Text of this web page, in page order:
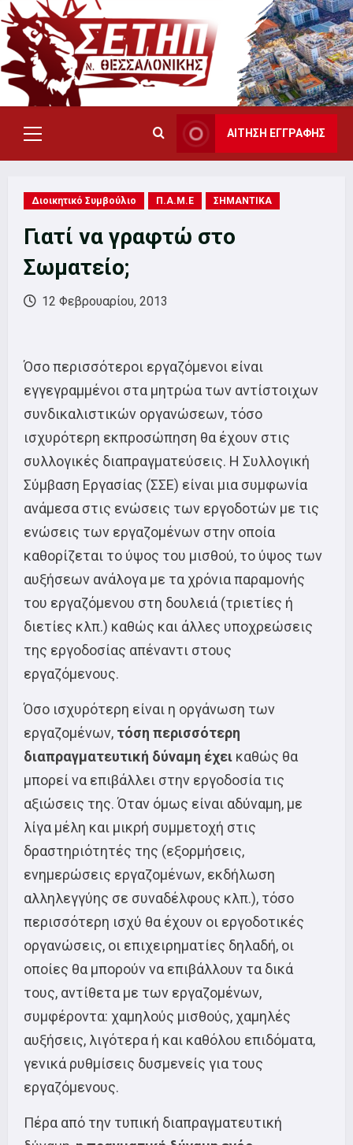
Skip
to
content
Primary
Menu
ΑΙΤΗΣΗ ΕΓΓΡΑΦΗΣ
Διοικητικό Συμβούλιο Π.Α.Μ.Ε ΣΗΜΑΝΤΙΚΑ
Γιατί να γραφτώ στο
Σωματείο;
12 Φεβρουαρίου, 2013
Όσο περισσότεροι εργαζόμενοι είναι
εγγεγραμμένοι στα μητρώα των αντίστοιχων
συνδικαλιστικών οργανώσεων, τόσο
ισχυρότερη εκπροσώπηση θα έχουν στις
συλλογικές διαπραγματεύσεις. Η Συλλογική
Σύμβαση Εργασίας (ΣΣΕ) είναι μια συμφωνία
ανάμεσα στις ενώσεις των εργοδοτών με τις
ενώσεις των εργαζομένων στην οποία
καθορίζεται το ύψος του μισθού, το ύψος των
αυξήσεων ανάλογα με τα χρόνια παραμονής
του εργαζόμενου στη δουλειά (τριετίες ή
διετίες κλπ.) καθώς και άλλες υποχρεώσεις
της εργοδοσίας απέναντι στους
εργαζόμενους.
Όσο ισχυρότερη είναι η οργάνωση των
εργαζομένων, τόση περισσότερη
διαπραγματευτική δύναμη έχει καθώς θα
μπορεί να επιβάλλει στην εργοδοσία τις
αξιώσεις της. Όταν όμως είναι αδύναμη, με
λίγα μέλη και μικρή συμμετοχή στις
δραστηριότητές της (εξορμήσεις,
ενημερώσεις εργαζομένων, εκδήλωση
αλληλεγγύης σε συναδέλφους κλπ.), τόσο
περισσότερη ισχύ θα έχουν οι εργοδοτικές
οργανώσεις, οι επιχειρηματίες δηλαδή, οι
οποίες θα μπορούν να επιβάλλουν τα δικά
τους, αντίθετα με των εργαζομένων,
συμφέροντα: χαμηλούς μισθούς, χαμηλές
αυξήσεις, λιγότερα ή και καθόλου επιδόματα,
γενικά ρυθμίσεις δυσμενείς για τους
εργαζόμενους.
Πέρα από την τυπική διαπραγματευτική